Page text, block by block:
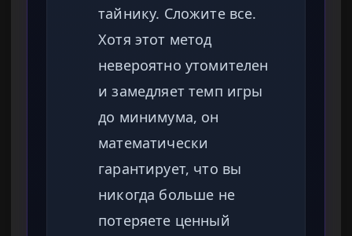
тайнику. Сложите все.
Хотя этот метод
невероятно утомителен
и замедляет темп игры
до минимума, он
математически
гарантирует, что вы
никогда больше не
потеряете ценный